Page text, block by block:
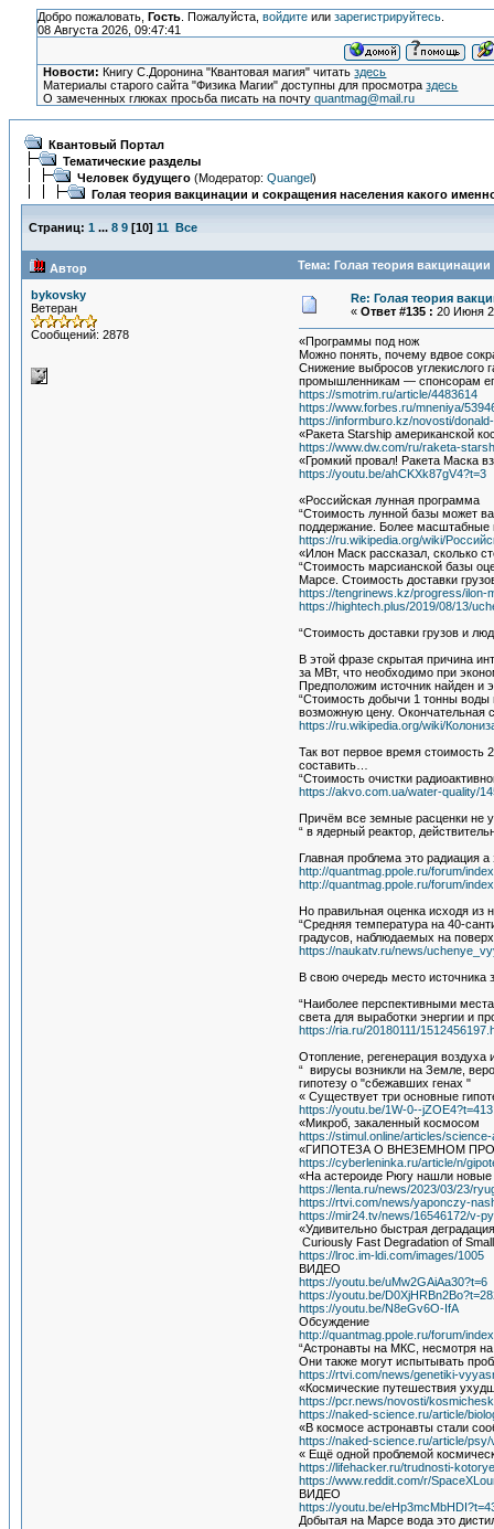
Добро пожаловать, Гость. Пожалуйста, войдитеили зарегистрируйтесь.
08 Августа 2026, 09:47:41
Новости: Книгу С.Доронина "Квантовая магия" читатьздесь
Материалы старого сайта "Физика Магии" доступны для просмотраздесь
О замеченных глюках просьба писать на почтуquantmag@mail.ru
Квантовый Портал
Тематические разделы
Человек будущего (Модератор: Quangel)
Голая теория вакцинации и сокращения населения какого
Страниц: 1 ... 8 9 [10] 11 Все
Автор Тема: Голая теория
bykovsky
Ветеран
Сообщений: 2878
Re: Голая теория
« Ответ #135 : 20 Июня
«Программы под нож
Можно понять, почему вдвое
Снижение выбросов углекислого
промышленникам — спонсорам
https://smotrim.ru/article/4483614
https://www.forbes.ru/mneniya/
https://informburo.kz/novosti/
«Ракета Starship американской
https://www.dw.com/ru/raketa-
«Громкий провал! Ракета Маска
https://youtu.be/ahCKXk87gV4?t=3
«Российская лунная программа
“Стоимость лунной базы может
поддержание. Более масштабные
https://ru.wikipedia.org/wiki/
«Илон Маск рассказал, сколько
“Стоимость марсианской базы
Марсе. Стоимость доставки
https://tengrinews.kz/progress/
https://hightech.plus/2019/08/13/
“Стоимость доставки грузов и
В этой фразе скрытая причина
за МВт, что необходимо при
Предположим источник найден и
“Стоимость добычи 1 тонны воды
возможную цену. Окончательная
https://ru.wikipedia.org/wiki/
Так вот первое время стоимость
составить…
“Стоимость очистки
https://akvo.com.ua/water-quality/
Причём все земные расценки не
“ в ядерный реактор,
Главная проблема это радиация
http://quantmag.ppole.ru/forum/
http://quantmag.ppole.ru/forum/
Но правильная оценка исходя
“Средняя температура на 40-
градусов, наблюдаемых на
https://naukatv.ru/news/
В свою очередь место
“Наиболее перспективными
света для выработки энергии и
https://ria.ru/20180111/
Отопление, регенерация воздуха
“ вирусы возникли на Земле,
гипотезу о "сбежавших генах "
« Существует три основные
https://youtu.be/1W-0--jZOE4?t=413
«Микроб, закаленный космосом
https://stimul.online/articles/
«ГИПОТЕЗА О ВНЕЗЕМНОМ
https://cyberleninka.ru/article/n/
«На астероиде Рюгу нашли
https://lenta.ru/news/2023/03/23/
https://rtvi.com/news/yaponczy-
https://mir24.tv/news/16546172/v-
«Удивительно быстрая
Curiously Fast Degradation of
https://lroc.im-ldi.com/images/1005
ВИДЕО
https://youtu.be/uMw2GAiAa30?t=6
https://youtu.be/
https://youtu.be/N8eGv6O-IfA
Обсуждение
http://quantmag.ppole.ru/forum/
“Астронавты на МКС, несмотря
Они также могут испытывать
https://rtvi.com/news/genetiki-
«Космические путешествия
https://pcr.news/novosti/
https://naked-science.ru/article/
«В космосе астронавты стали
https://naked-science.ru/article/
« Ещё одной проблемой
https://lifehacker.ru/trudnosti-
https://www.reddit.com/r/
ВИДЕО
https://youtu.be/
Добытая на Марсе вода это